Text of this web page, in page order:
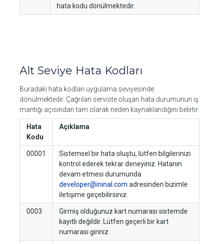
hata kodu dönülmektedir.
Alt Seviye Hata Kodları
Buradaki hata kodları uygulama seviyesinde
dönülmektedir. Çağrılan serviste oluşan hata durumunun iş
mantığı açısından tam olarak neden kaynaklandığını belirtir.
Hata
Kodu
Açıklama
00001
Sistemsel bir hata oluştu, lütfen bilgilerinizi
kontrol ederek tekrar deneyiniz. Hatanın
devam etmesi durumunda
developer@ininal.com adresinden bizimle
iletişime geçebilirsiniz.
0003
Girmiş olduğunuz kart numarası sistemde
kayıtlı değildir. Lütfen geçerli bir kart
numarası giriniz.